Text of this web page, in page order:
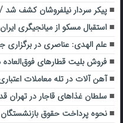
پیکر سردار نیلفروشان کشف
استقبال مسکو از میانجیگری
علم الهدی: عناصری در برگزاری
فروش بلیت قطارهای فوق‌العاده
آهن آلات در تله معاملات
سلطان غذاهای قاجار در تهران
نحوه پرداخت حقوق بازنشستگان